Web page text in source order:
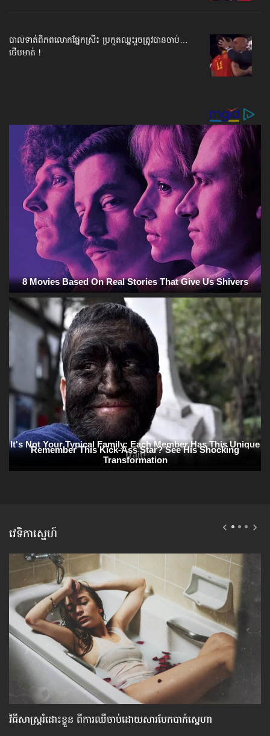
បាល់ទាត់​ពិភពលោក​ផ្នែកស្រី៖ ប្រកួតឈ្នះរួច​ត្រូវបានចាប់…
ថើបមាត់ !
វេទិកាស្នេហ៍
វិធីសាស្រ្ត​រំដោះ​ខ្លួន ពី​ការឈឺចាប់​ដោយ​សារ​បែក​បាក់​ស្នេហា